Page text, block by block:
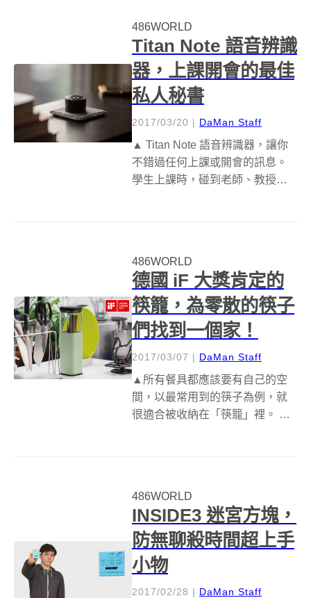
統方法，但既然是心愛收...
486WORLD
Titan Note 語音辨識
器，上課開會的最佳
私人秘書
2017/03/20 | DaMan Staff
▲ Titan Note 語音辨識器，讓你
不錯過任何上課或開會的訊息。
學生上課時，碰到老師、教授講
怕少聽到老闆、主管...
486WORLD
德國 iF 大獎肯定的
筷籠，為零散的筷子
們找到一個家！
2017/03/07 | DaMan Staff
▲所有餐具都應該要有自己的空
間，以最常用到的筷子為例，就
很適合被收納在「筷籠」裡。 你
吸孔設計，能幫助內部水氣排
出，加上矽膠底...
486WORLD
INSIDE3 迷宮方塊，
防無聊殺時間超上手
小物
2017/02/28 | DaMan Staff